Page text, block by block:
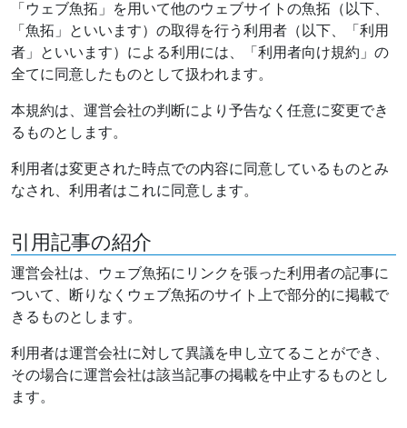
「ウェブ魚拓」を用いて他のウェブサイトの魚拓（以下、
「魚拓」といいます）の取得を行う利用者（以下、「利用
者」といいます）による利用には、「利用者向け規約」の
全てに同意したものとして扱われます。
本規約は、運営会社の判断により予告なく任意に変更でき
るものとします。
利用者は変更された時点での内容に同意しているものとみ
なされ、利用者はこれに同意します。
引用記事の紹介
運営会社は、ウェブ魚拓にリンクを張った利用者の記事に
ついて、断りなくウェブ魚拓のサイト上で部分的に掲載で
きるものとします。
利用者は運営会社に対して異議を申し立てることができ、
その場合に運営会社は該当記事の掲載を中止するものとし
ます。